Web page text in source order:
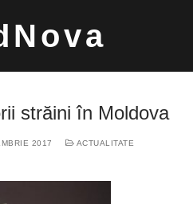
străini în Moldova
2017
ACTUALITATE